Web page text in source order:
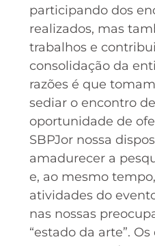
participando dos
realizados, mas
trabalhos e
consolidação da
razões é que
sediar o encontro
oportunidade de
SBPJor nossa
amadurecer a
e, ao mesmo
atividades do
nas nossas
“estado da arte”.